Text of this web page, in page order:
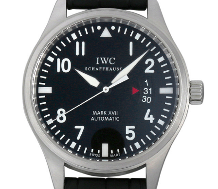
全てのブランドを見
る
ロレックス
パテック
フィリップ
オーデマピゲ ウブロ カルティエ